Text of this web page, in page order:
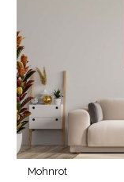
Mohnrot